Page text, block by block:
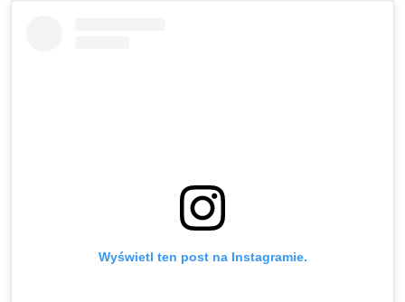
Wyświetl ten post na Instagramie.